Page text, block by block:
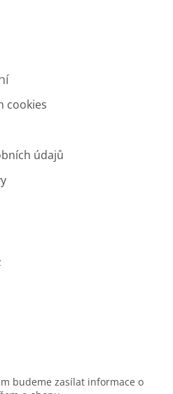
cookies
údajů
budeme zasílat informace o